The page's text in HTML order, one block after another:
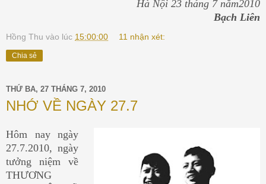
Hà Nội 23 tháng 7 năm2010
Bạch Liên
Hồng Thu vào lúc 15:00:00 11 nhận xét:
Chia sẻ
THỨ BA, 27 THÁNG 7, 2010
NHỚ VỀ NGÀY 27.7
Hôm nay ngày
27.7.2010, ngày
tưởng niệm về
THƯƠNG